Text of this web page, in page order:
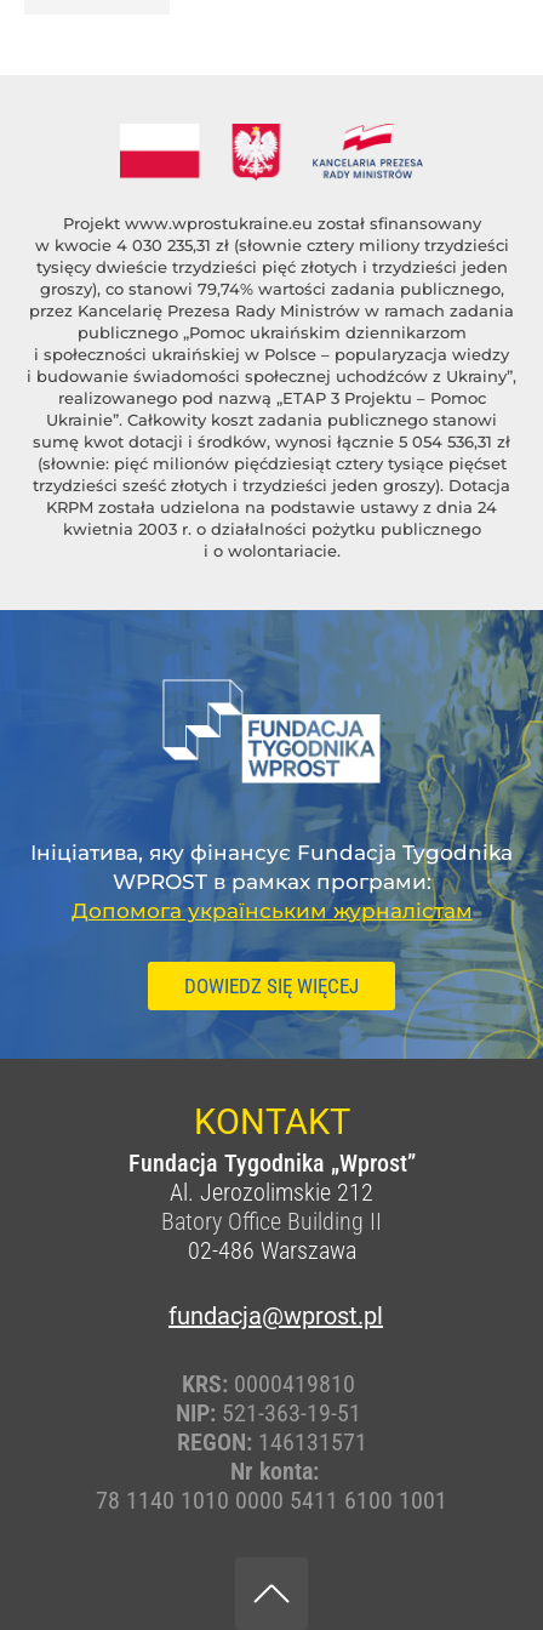
Projekt www.wprostukraine.eu został sfinansowany
w kwocie 4 030 235,31 zł (słownie cztery miliony trzydzieści
tysięcy dwieście trzydzieści pięć złotych i trzydzieści jeden
groszy), co stanowi 79,74% wartości zadania publicznego,
przez Kancelarię Prezesa Rady Ministrów w ramach zadania
publicznego „Pomoc ukraińskim dziennikarzom
i społeczności ukraińskiej w Polsce – popularyzacja wiedzy
i budowanie świadomości społecznej uchodźców z Ukrainy”,
realizowanego pod nazwą „ETAP 3 Projektu – Pomoc
Ukrainie”. Całkowity koszt zadania publicznego stanowi
sumę kwot dotacji i środków, wynosi łącznie 5 054 536,31 zł
(słownie: pięć milionów pięćdziesiąt cztery tysiące pięćset
trzydzieści sześć złotych i trzydzieści jeden groszy). Dotacja
KRPM została udzielona na podstawie ustawy z dnia 24
kwietnia 2003 r. o działalności pożytku publicznego
i o wolontariacie.
Ініціатива, яку фінансує Fundacja Tygodnika
WPROST в рамках програми:
Допомога українським журналістам
DOWIEDZ SIĘ WIĘCEJ
KONTAKT
Fundacja Tygodnika „Wprost”
Al. Jerozolimskie 212
Batory Office Building II
02-486 Warszawa
fundacja@wprost.pl
KRS: 0000419810
NIP: 521-363-19-51
REGON: 146131571
Nr konta:
78 1140 1010 0000 5411 6100 1001